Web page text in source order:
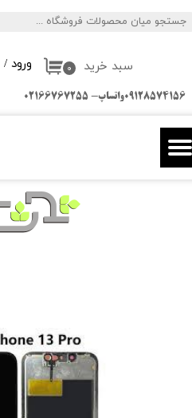
ورود /
تغییر گذر واژه
سفارشات
خروج از حساب کاربری
۰ سبد خرید